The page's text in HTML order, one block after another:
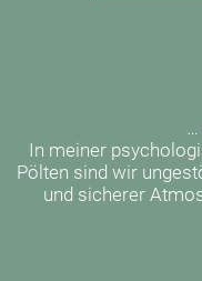
…
In meiner
Pölten sind wir
und sicherer